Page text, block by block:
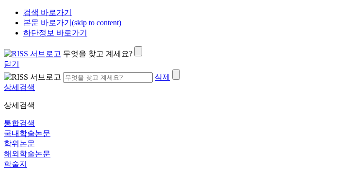
검색 바로가기
본문 바로가기(skip to content)
하단정보 바로가기
무엇을 찾고 계세요?
닫기
삭제
상세검색
상세검색
통합검색
국내학술논문
학위논문
해외학술논문
학술지